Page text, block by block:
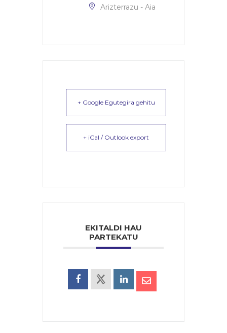
Arizterrazu - Aia
+ Google Egutegira gehitu
+ iCal / Outlook export
EKITALDI HAU
PARTEKATU